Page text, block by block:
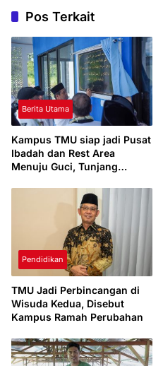
Pos Terkait
Berita Utama
Kampus TMU siap jadi Pusat
Ibadah dan Rest Area
Menuju Guci, Tunjang
Pendidikan
TMU Jadi Perbincangan di
Wisuda Kedua, Disebut
Kampus Ramah Perubahan